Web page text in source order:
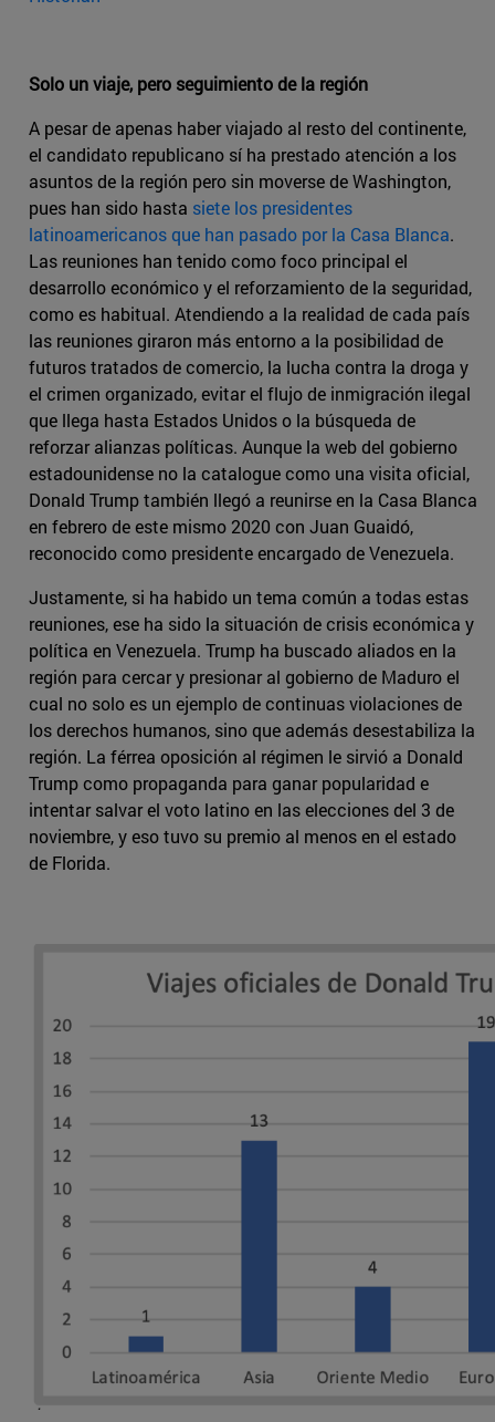
Solo un viaje, pero seguimiento de la región
A pesar de apenas haber viajado al resto del continente,
el candidato republicano sí ha prestado atención a los
asuntos de la región pero sin moverse de Washington,
pues han sido hasta siete los presidentes
latinoamericanos que han pasado por la Casa Blanca.
Las reuniones han tenido como foco principal el
desarrollo económico y el reforzamiento de la seguridad,
como es habitual. Atendiendo a la realidad de cada país
las reuniones giraron más entorno a la posibilidad de
futuros tratados de comercio, la lucha contra la droga y
el crimen organizado, evitar el flujo de inmigración ilegal
que llega hasta Estados Unidos o la búsqueda de
reforzar alianzas políticas. Aunque la web del gobierno
estadounidense no la catalogue como una visita oficial,
Donald Trump también llegó a reunirse en la Casa Blanca
en febrero de este mismo 2020 con Juan Guaidó,
reconocido como presidente encargado de Venezuela.
Justamente, si ha habido un tema común a todas estas
reuniones, ese ha sido la situación de crisis económica y
política en Venezuela. Trump ha buscado aliados en la
región para cercar y presionar al gobierno de Maduro el
cual no solo es un ejemplo de continuas violaciones de
los derechos humanos, sino que además desestabiliza la
región. La férrea oposición al régimen le sirvió a Donald
Trump como propaganda para ganar popularidad e
intentar salvar el voto latino en las elecciones del 3 de
noviembre, y eso tuvo su premio al menos en el estado
de Florida.